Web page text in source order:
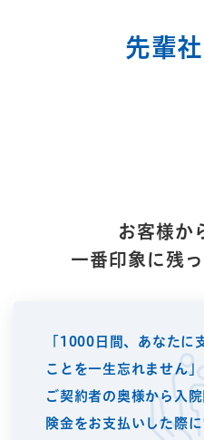
先輩
お客様か
一番印象に残
「1000日間、あなたに
ことを一生忘れません」
ご契約者の奥様から入
険金をお支払いした際